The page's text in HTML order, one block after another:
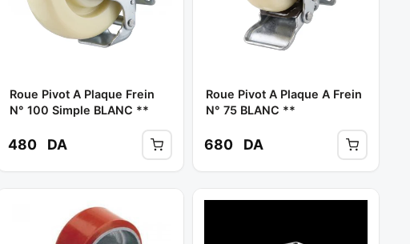
Roue Pivot A Plaque Frein
N° 100 Simple BLANC **
480 DA
Roue Pivot A Plaque A Frein
N° 75 BLANC **
680 DA